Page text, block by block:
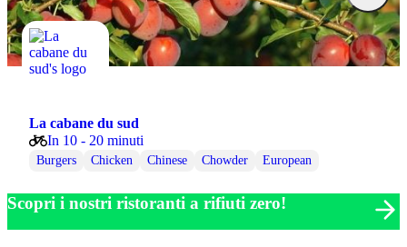
La cabane du sud
In 10 - 20 minuti
Burgers Chicken Chinese Chowder European
Scopri i nostri ristoranti a rifiuti zero!